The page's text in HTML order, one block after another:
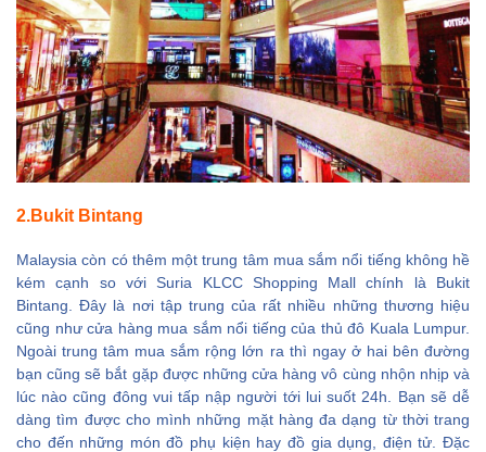
2.Bukit Bintang
Malaysia còn có thêm một trung tâm mua sắm nổi tiếng không hề
kém cạnh so với Suria KLCC Shopping Mall chính là Bukit
Bintang. Đây là nơi tập trung của rất nhiều những thương hiệu
cũng như cửa hàng mua sắm nổi tiếng của thủ đô Kuala Lumpur.
Ngoài trung tâm mua sắm rộng lớn ra thì ngay ở hai bên đường
bạn cũng sẽ bắt gặp được những cửa hàng vô cùng nhộn nhịp và
lúc nào cũng đông vui tấp nập người tới lui suốt 24h. Bạn sẽ dễ
dàng tìm được cho mình những mặt hàng đa dạng từ thời trang
cho đến những món đồ phụ kiện hay đồ gia dụng, điện tử. Đặc